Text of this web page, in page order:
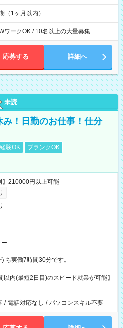
ます。
（1ヶ月以内）
ワークOK / 10名以上の大量募集
応募する 詳細へ
未読
！日勤のお仕事！仕分
験OK
ブランクOK
210000円以上可能
表記のうち実働7時間30分です。
内(最短2日目)のスピード就業が可能】
/ 電話対応なし / パソコンスキル不要